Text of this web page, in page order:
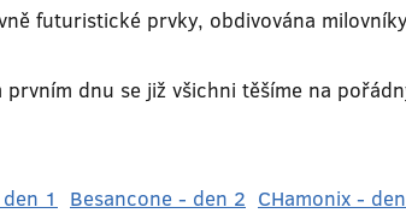
futuristické prvky, obdivována
prvním dnu se již všichni těšíme na
1
Besancone - den 2 CHamonix -